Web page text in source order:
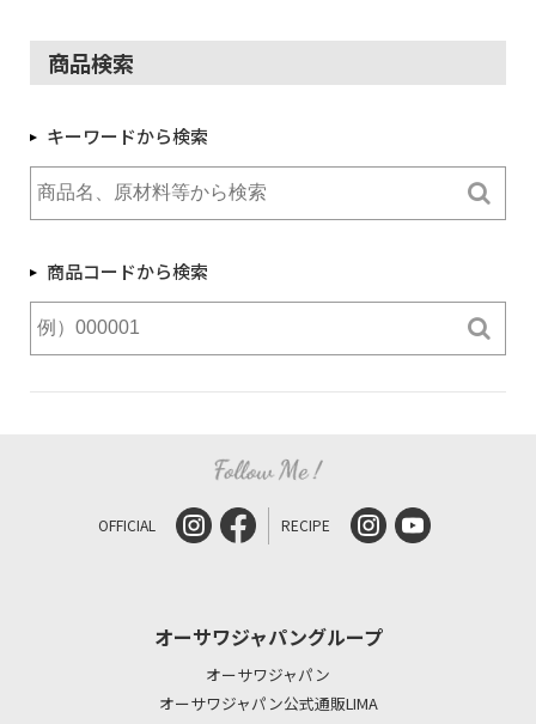
商品検索
キーワードから検索
商品コードから検索
OFFICIAL RECIPE
オーサワジャパングループ
オーサワジャパン
オーサワジャパン公式通販LIMA